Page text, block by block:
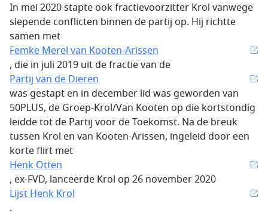
In mei 2020 stapte ook fractievoorzitter Krol vanwege
slepende conflicten binnen de partij op. Hij richtte
samen met
Femke Merel van Kooten-Arissen
, die in juli 2019 uit de fractie van de
Partij van de Dieren
was gestapt en in december lid was geworden van
50PLUS, de Groep-Krol/Van Kooten op die kortstondig
leidde tot de Partij voor de Toekomst. Na de breuk
tussen Krol en van Kooten-Arissen, ingeleid door een
korte flirt met
Henk Otten
, ex-FVD, lanceerde Krol op 26 november 2020
Lijst Henk Krol
.